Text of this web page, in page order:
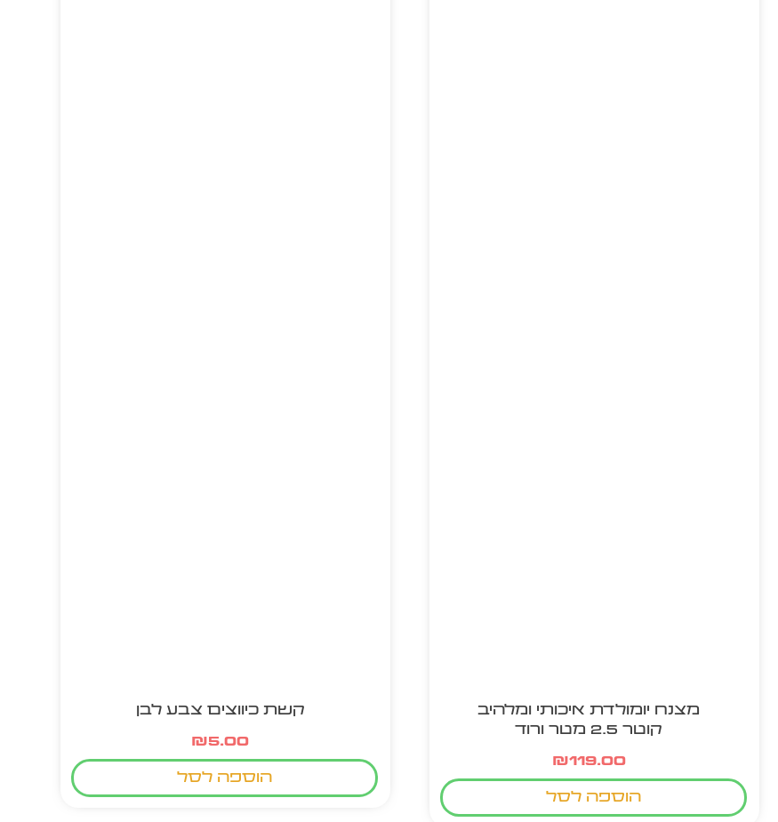
מצנח יומולדת איכותי ומלהיב
קוטר 2.5 מטר ורוד
₪119.00
הוספה לסל
קשת כיווצים צבע לבן
₪5.00
הוספה לסל